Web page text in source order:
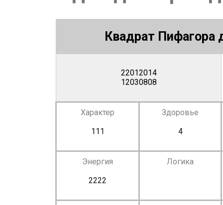
Квадрат Пифагора
22012014
12030808
Характер
111
Здоровье
4
Энергия
2222
Логика